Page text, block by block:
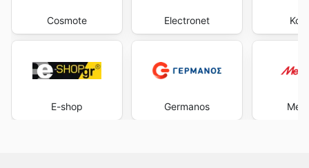
Cosmote
E-shop
Electronet
Germanos